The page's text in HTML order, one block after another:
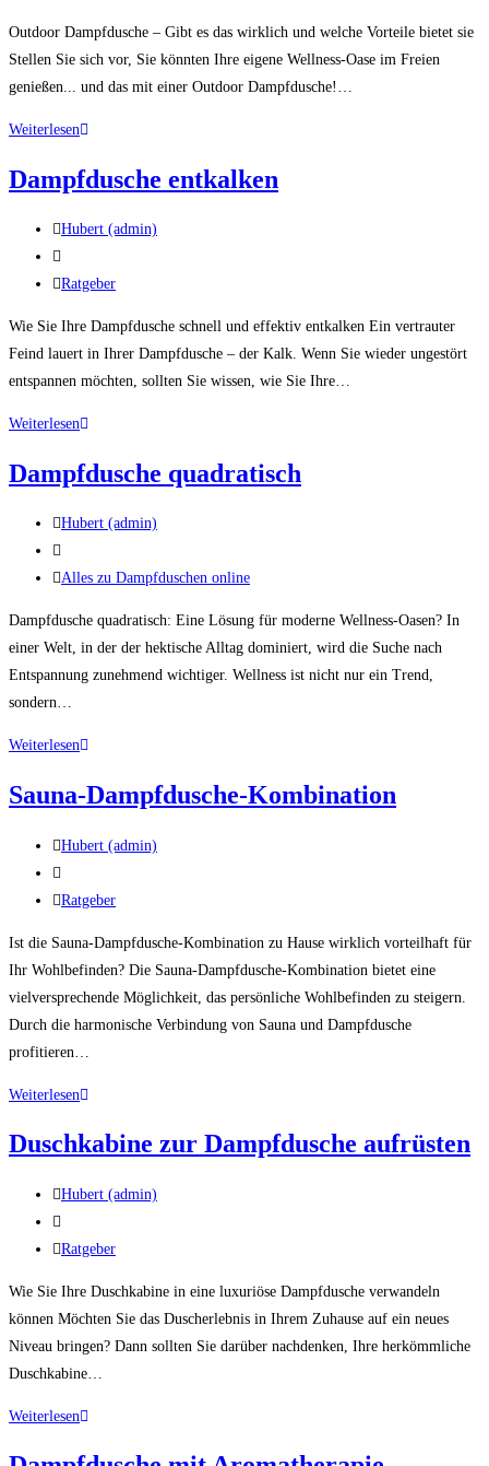
Outdoor Dampfdusche – Gibt es das wirklich und welche Vorteile bietet sie
Stellen Sie sich vor, Sie könnten Ihre eigene Wellness-Oase im Freien
genießen... und das mit einer Outdoor Dampfdusche!…
WeiterlesenOutdoor
Dampfdusche entkalken
Beitrags-
Autor:
Hubert (admin)
Beitrag
veröffentlicht:
Beitrags-
Ratgeber
Wie Sie Ihre Dampfdusche schnell und effektiv entkalken Ein vertrauter
Feind lauert in Ihrer Dampfdusche – der Kalk. Wenn Sie wieder ungestört
entspannen möchten, sollten Sie wissen, wie Sie Ihre…
WeiterlesenDampfdusche
Dampfdusche quadratisch
Beitrags-
Autor:
Hubert (admin)
Beitrag
veröffentlicht:
Beitrags-
Alles zu Dampfduschen online
Dampfdusche quadratisch: Eine Lösung für moderne Wellness-Oasen? In
einer Welt, in der der hektische Alltag dominiert, wird die Suche nach
Entspannung zunehmend wichtiger. Wellness ist nicht nur ein Trend,
sondern…
WeiterlesenDampfdusche
Sauna-Dampfdusche-Kombination
Beitrags-
Autor:
Hubert (admin)
Beitrag
veröffentlicht:
Beitrags-
Ratgeber
Ist die Sauna-Dampfdusche-Kombination zu Hause wirklich vorteilhaft für
Ihr Wohlbefinden? Die Sauna-Dampfdusche-Kombination bietet eine
vielversprechende Möglichkeit, das persönliche Wohlbefinden zu steigern.
Durch die harmonische Verbindung von Sauna und Dampfdusche
profitieren…
WeiterlesenSauna-
Kombination
Duschkabine zur Dampfdusche aufrüsten
Beitrags-
Autor:
Hubert (admin)
Beitrag
veröffentlicht:
Beitrags-
Ratgeber
Wie Sie Ihre Duschkabine in eine luxuriöse Dampfdusche verwandeln
können Möchten Sie das Duscherlebnis in Ihrem Zuhause auf ein neues
Niveau bringen? Dann sollten Sie darüber nachdenken, Ihre herkömmliche
Duschkabine…
WeiterlesenDuschkabine